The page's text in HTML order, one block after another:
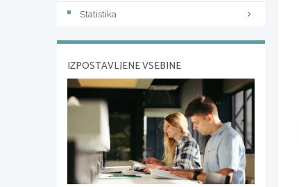
Statistika
IZPOSTAVLJENE VSEBINE